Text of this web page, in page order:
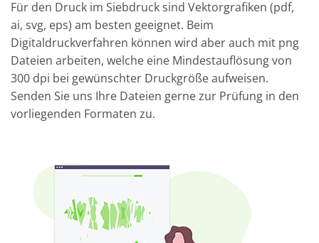
Für den Druck im Siebdruck sind Vektorgrafiken (pdf,
ai, svg, eps) am besten geeignet. Beim
Digitaldruckverfahren können wird aber auch mit png
Dateien arbeiten, welche eine Mindestauflösung von
300 dpi bei gewünschter Druckgröße aufweisen.
Senden Sie uns Ihre Dateien gerne zur Prüfung in den
vorliegenden Formaten zu.